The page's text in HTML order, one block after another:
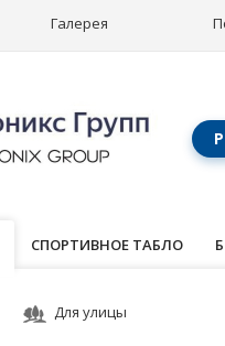
Галерея
СПОРТИВНОЕ ТАБЛО
Для улицы